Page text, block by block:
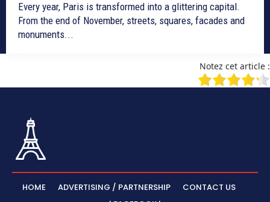
Every year, Paris is transformed into a glittering capital.
From the end of November, streets, squares, facades and
monuments...
Notez cet article :
HOME ADVERTISING / PARTNERSHIP
CONTACT US